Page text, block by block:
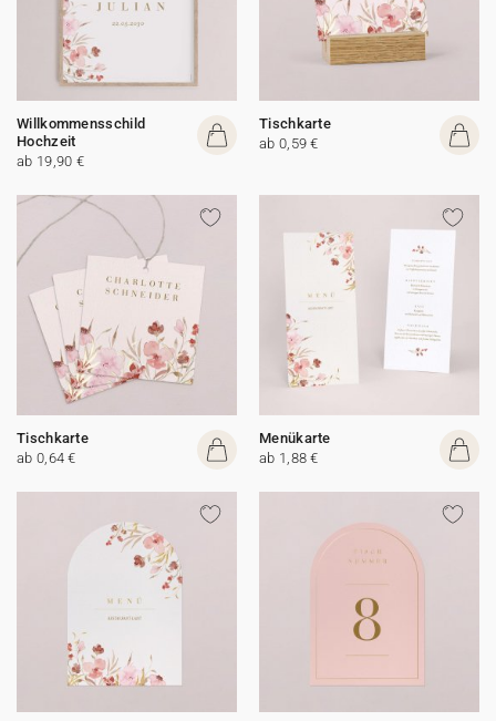
Willkommensschild
Hochzeit
ab 19,90 €
Tischkarte
ab 0,59 €
Tischkarte
ab 0,64 €
Menükarte
ab 1,88 €